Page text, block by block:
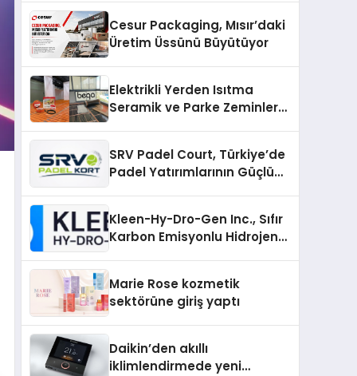
Cesur Packaging, Mısır’daki
Üretim Üssünü Büyütüyor
Elektrikli Yerden Isıtma
Seramik ve Parke Zeminler
SRV Padel Court, Türkiye’de
Padel Yatırımlarının Güçlü
Kleen-Hy-Dro-Gen Inc., Sıfır
Karbon Emisyonlu Hidrojen
Aldı
Marie Rose kozmetik
sektörüne giriş yaptı
Daikin’den akıllı
iklimlendirmede yeni